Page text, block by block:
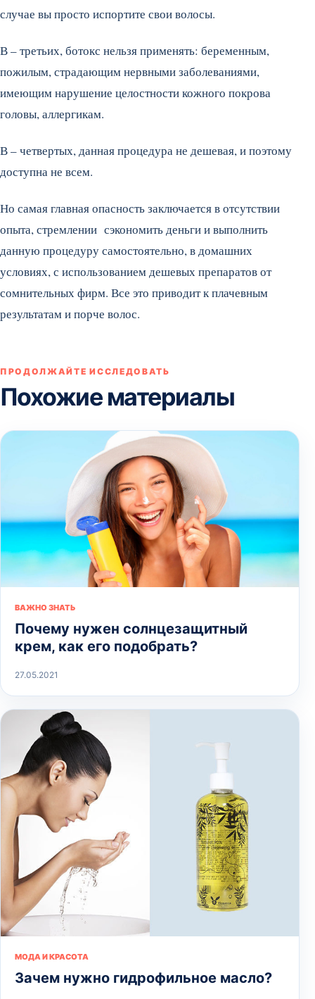
случае вы просто испортите свои волосы.
В – третьих, ботокс нельзя применять: беременным,
пожилым, страдающим нервными заболеваниями,
имеющим нарушение целостности кожного покрова
головы, аллергикам.
В – четвертых, данная процедура не дешевая, и поэтому
доступна не всем.
Но самая главная опасность заключается в отсутствии
опыта, стремлении сэкономить деньги и выполнить
данную процедуру самостоятельно, в домашних
условиях, с использованием дешевых препаратов от
сомнительных фирм. Все это приводит к плачевным
результатам и порче волос.
ПРОДОЛЖАЙТЕ ИССЛЕДОВАТЬ
Похожие материалы
ВАЖНО ЗНАТЬ
Почему нужен солнцезащитный
крем, как его подобрать?
27.05.2021
МОДА И КРАСОТА
Зачем нужно гидрофильное масло?